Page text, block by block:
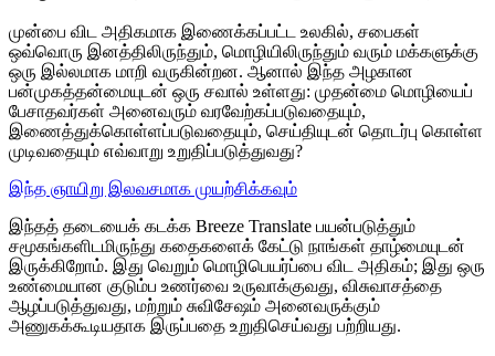
முன்பை விட அதிகமாக இணைக்கப்பட்ட உலகில், சபைகள்
ஒவ்வொரு இனத்திலிருந்தும், மொழியிலிருந்தும் வரும் மக்களுக்கு
ஒரு இல்லமாக மாறி வருகின்றன. ஆனால் இந்த அழகான
பன்முகத்தன்மையுடன் ஒரு சவால் உள்ளது: முதன்மை மொழியைப்
பேசாதவர்கள் அனைவரும் வரவேற்கப்படுவதையும்,
இணைத்துக்கொள்ளப்படுவதையும், செய்தியுடன் தொடர்பு கொள்ள
முடிவதையும் எவ்வாறு உறுதிப்படுத்துவது?
இந்த ஞாயிறு இலவசமாக முயற்சிக்கவும்
இந்தத் தடையைக் கடக்க Breeze Translate பயன்படுத்தும்
சமூகங்களிடமிருந்து கதைகளைக் கேட்டு நாங்கள் தாழ்மையுடன்
இருக்கிறோம். இது வெறும் மொழிபெயர்ப்பை விட அதிகம்; இது ஒரு
உண்மையான குடும்ப உணர்வை உருவாக்குவது, விசுவாசத்தை
ஆழப்படுத்துவது, மற்றும் சுவிசேஷம் அனைவருக்கும்
அணுகக்கூடியதாக இருப்பதை உறுதிசெய்வது பற்றியது.